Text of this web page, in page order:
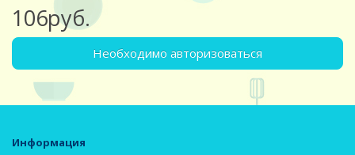
106руб.
Необходимо авторизоваться
Информация